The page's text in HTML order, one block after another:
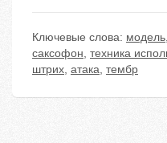
Ключевые слова: модель,
саксофон, техника
штрих, атака, тембр